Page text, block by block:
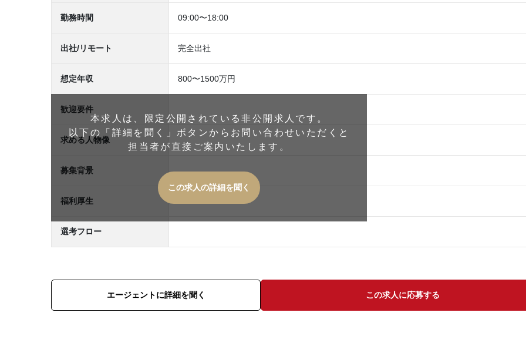
勤務時間 09:00〜18:00
出社/リモート 完全出社
想定年収 800〜1500万円
本求人は、限定公開されている非公開求人です。
以下の「詳細を聞く」ボタンからお問い合わせいただくと
担当者が直接ご案内いたします。
この求人の詳細を聞く
歓迎要件
求める人物像
募集背景
福利厚生
選考フロー
エージェントに詳細を聞く この求人に応募する